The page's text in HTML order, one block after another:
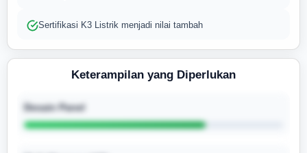
Sertifikasi K3 Listrik menjadi nilai tambah
Keterampilan yang Diperlukan
Desain Panel